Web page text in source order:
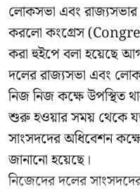
লোকসভা এবং
করলো কংগ্রেস
করা হুইপে বলা হয়েছে
দলের রাজ্যসভা এবং
নিজ নিজ কক্ষে উপস্থিত
শুরু হওয়ার সময় থেকে
সাংসদদের অধিবেশন
জানানো হয়েছে।
নিজেদের দলের